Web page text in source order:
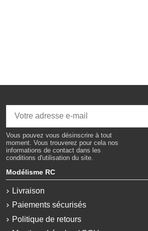
Vous pouvez vous désinscrire à tout
moment. Vous trouverez pour cela nos
informations de contact dans les
conditions d'utilisation du site.
Modélisme RC
Livraison
Paiements sécurisés
Politique de retours